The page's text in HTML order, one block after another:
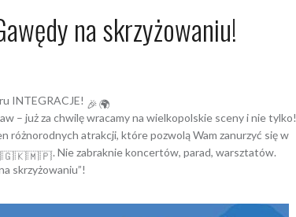
na skrzyżowaniu!
INTEGRACJE!
– już za chwilę wracamy na wielkopolskie sceny i nie tylko!
różnorodnych atrakcji, które pozwolą Wam zanurzyć się w
. Nie zabraknie koncertów, parad, warsztatów.
skrzyżowaniu”!